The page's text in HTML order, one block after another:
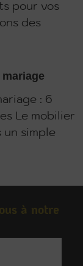
pour vos
des
: 6
Le mobilier
un simple
à notre